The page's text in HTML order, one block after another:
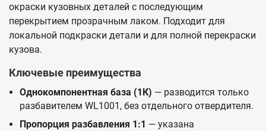
окраски кузовных деталей с последующим
перекрытием прозрачным лаком. Подходит для
локальной подкраски детали и для полной перекраски
кузова.
Ключевые преимущества
Однокомпонентная база (1К) — разводится только
разбавителем WL1001, без отдельного отвердителя.
Пропорция разбавления 1:1 — указана